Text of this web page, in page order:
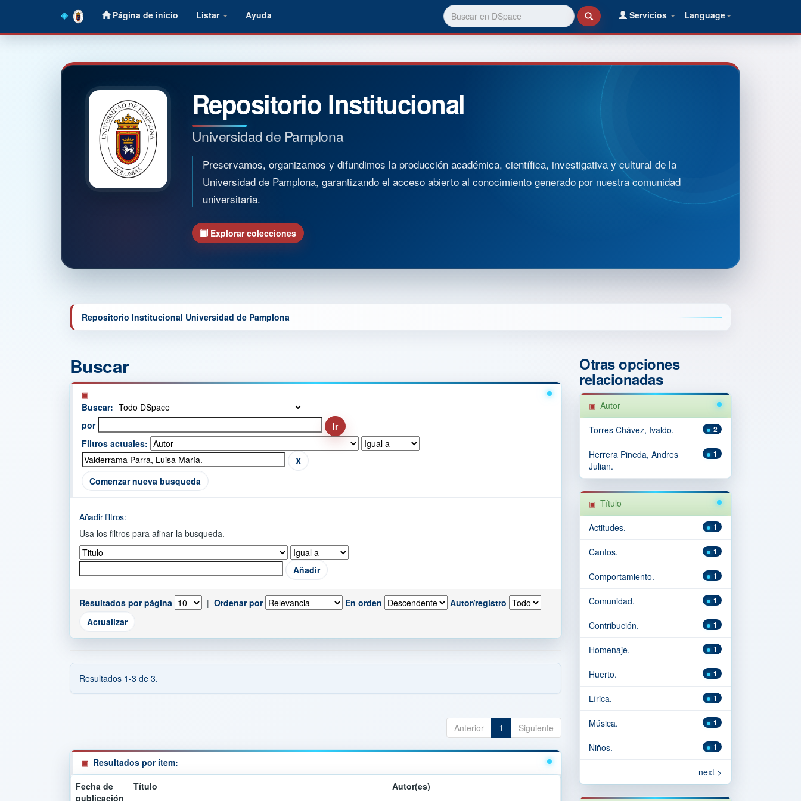
Página de inicio Listar Ayuda Language
Servicios
Repositorio Institucional
Universidad de Pamplona
Preservamos, organizamos y difundimos la producción académica, científica, investigativa y cultural de la
Universidad de Pamplona, garantizando el acceso abierto al conocimiento generado por nuestra comunidad
universitaria.
Explorar colecciones
Repositorio Institucional Universidad de Pamplona
Buscar
Buscar:
por
Filtros actuales:
Comenzar nueva busqueda
Añadir filtros:
Usa los filtros para afinar la busqueda.
Resultados por página | Ordenar por En orden Autor/registro
Resultados 1-3 de 3.
Anterior 1 Siguiente
Resultados por ítem:
Fecha de
publicación
Título Autor(es)
Otras opciones
relacionadas
Autor
2
Torres Chávez, Ivaldo.
1
Herrera Pineda, Andres
Julian.
Título
1
Actitudes.
1
Cantos.
1
Comportamiento.
1
Comunidad.
1
Contribución.
1
Homenaje.
1
Huerto.
1
Lírica.
1
Música.
1
Niños.
next >